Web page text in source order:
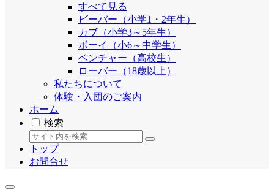
すべて見る
ビーバー（小学1・2年生）
カブ（小学3～5年生）
ボーイ（小6～中学生）
ベンチャー（高校生）
ローバー（18歳以上）
私たちについて
体験・入団のご案内
ホーム
検索
トップ
お問合せ